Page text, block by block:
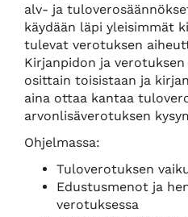
alv- ja
käydään läpi yleisimmät
tulevat verotuksen
Kirjanpidon ja
osittain toisistaan ja
aina ottaa kantaa
arvonlisäverotuksen
Ohjelmassa:
Tuloverotuksen
Edustusmenot ja
verotuksessa